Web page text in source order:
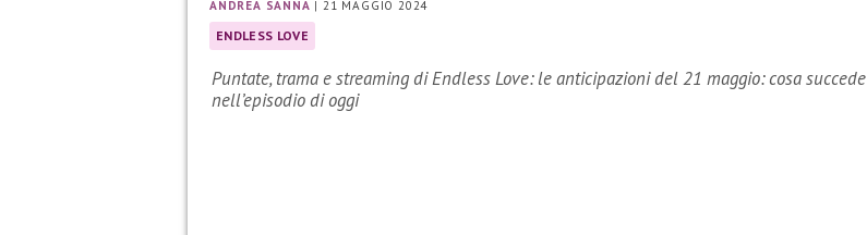
ANDREA SANNA | 21 MAGGIO 2024
ENDLESS LOVE
Puntate, trama e streaming di Endless Love: le anticipazioni del 21 maggio: cosa succede
nell’episodio di oggi